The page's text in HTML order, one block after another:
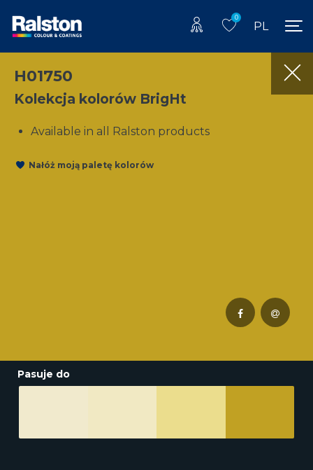
0
PL
H01750
Kolekcja kolorów BrigHt
Available in all Ralston products
Nałóż moją paletę kolorów
Pasuje do